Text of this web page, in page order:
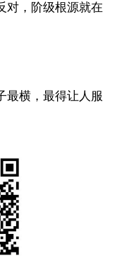
对，阶级根源就在
最横，最得让人服